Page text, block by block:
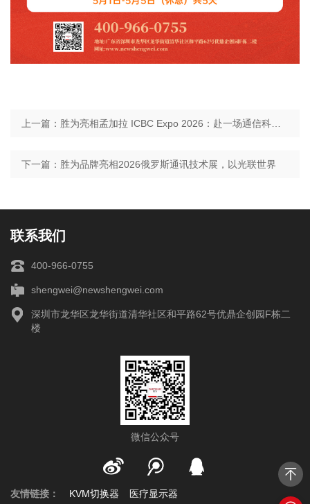
上一篇：胜为亮相孟加拉 ICBC Expo 2026：赴一场通信科技之约
下一篇：胜为品牌亮相2026俄罗斯通讯技术展，以光联世界
联系我们
400-966-0755
shengwei@newshengwei.com
深圳市龙华区龙华街道清华社区和平路62号优鼎企创园F栋二
楼
微信公众号
友情链接： KVM切换器 医疗显示器